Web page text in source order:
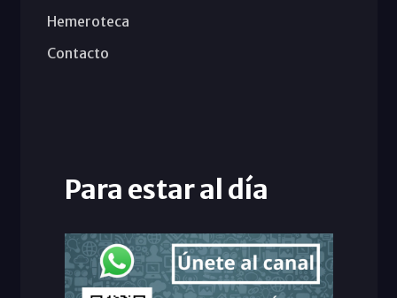
Hemeroteca
Contacto
Para estar al día